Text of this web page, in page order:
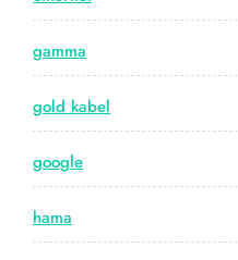
gamma
gold kabel
google
hama